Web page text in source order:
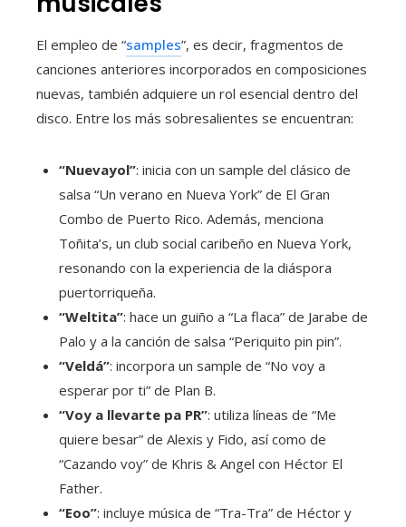
El empleo de “samples”, es decir, fragmentos de
canciones anteriores incorporados en composiciones
nuevas, también adquiere un rol esencial dentro del
disco. Entre los más sobresalientes se encuentran:
“Nuevayol”: inicia con un sample del clásico de
salsa “Un verano en Nueva York” de El Gran
Combo de Puerto Rico. Además, menciona
Toñita’s, un club social caribeño en Nueva York,
resonando con la experiencia de la diáspora
puertorriqueña.
“Weltita”: hace un guiño a “La flaca” de Jarabe de
Palo y a la canción de salsa “Periquito pin pin”.
“Veldá”: incorpora un sample de “No voy a
esperar por ti” de Plan B.
“Voy a llevarte pa PR”: utiliza líneas de “Me
quiere besar” de Alexis y Fido, así como de
“Cazando voy” de Khris & Angel con Héctor El
Father.
“Eoo”: incluye música de “Tra-Tra” de Héctor y